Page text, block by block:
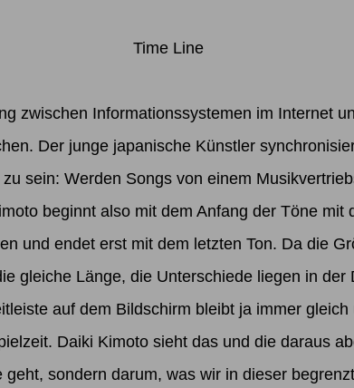
Time Line
zwischen Informationssystemen im Internet
Der junge japanische Künstler
sein: Werden Songs von einem
beginnt also mit dem Anfang der Töne mit
und endet erst mit dem letzten Ton. Da die
gleiche Länge, die Unterschiede liegen in
auf dem Bildschirm bleibt ja immer
Daiki Kimoto sieht das und die daraus
sondern darum, was wir in dieser